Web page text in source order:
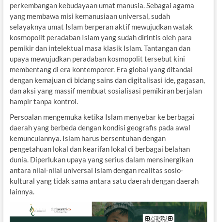
perkembangan kebudayaan umat manusia. Sebagai agama
yang membawa misi kemanusiaan universal, sudah
selayaknya umat Islam berperan aktif mewujudkan watak
kosmopolit peradaban Islam yang sudah dirintis oleh para
pemikir dan intelektual masa klasik Islam. Tantangan dan
upaya mewujudkan peradaban kosmopolit tersebut kini
membentang di era kontemporer. Era global yang ditandai
dengan kemajuan di bidang sains dan digitalisasi ide, gagasan,
dan aksi yang massif membuat sosialisasi pemikiran berjalan
hampir tanpa kontrol.
Persoalan mengemuka ketika Islam menyebar ke berbagai
daerah yang berbeda dengan kondisi geografis pada awal
kemunculannya. Islam harus bersentuhan dengan
pengetahuan lokal dan kearifan lokal di berbagai belahan
dunia. Diperlukan upaya yang serius dalam mensinergikan
antara nilai-nilai universal Islam dengan realitas sosio-
kultural yang tidak sama antara satu daerah dengan daerah
lainnya.